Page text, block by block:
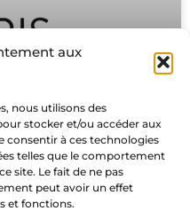
aux
nous utilisons des
stocker et/ou accéder aux
consentir à ces technologies
telles que le comportement
site. Le fait de ne pas
peut avoir un effet
et fonctions.
à la
supérieure de
Paris en renfort de